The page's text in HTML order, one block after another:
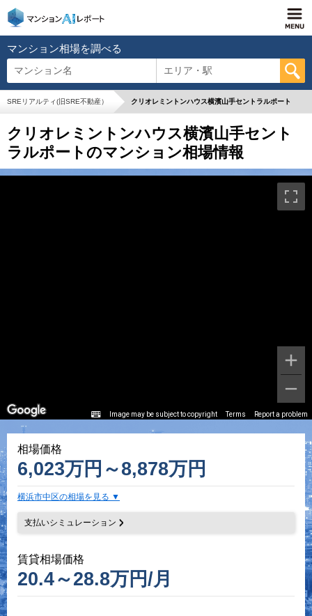
マンション相場を調べる
マンション名 エリア・駅
SREリアルティ(旧SRE不動産） クリオレミントンハウス横濱山手セントラルポート
クリオレミントンハウス横濱山手セント
ラルポートのマンション相場情報
相場価格
6,023万円～8,878万円
横浜市中区の相場を見る
支払いシミュレーション
賃貸相場価格
20.4～28.8万円/月
Image may be subject to copyright Terms Report a problem